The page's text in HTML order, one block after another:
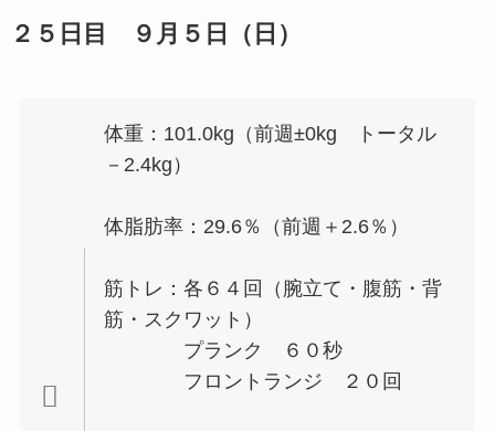
２５日目 ９月５日（日）
体重：101.0kg（前週±0kg トータル
－2.4kg）
体脂肪率：29.6％（前週＋2.6％）
筋トレ：各６４回（腕立て・腹筋・背
筋・スクワット）
プランク ６０秒
フロントランジ ２０回